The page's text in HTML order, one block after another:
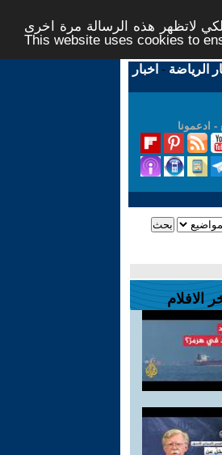
لاتظهر هذه الرسالة مرة اخرى -
This website uses cookies to
الرياضة - اخبار
- ادعمونا
الافلام